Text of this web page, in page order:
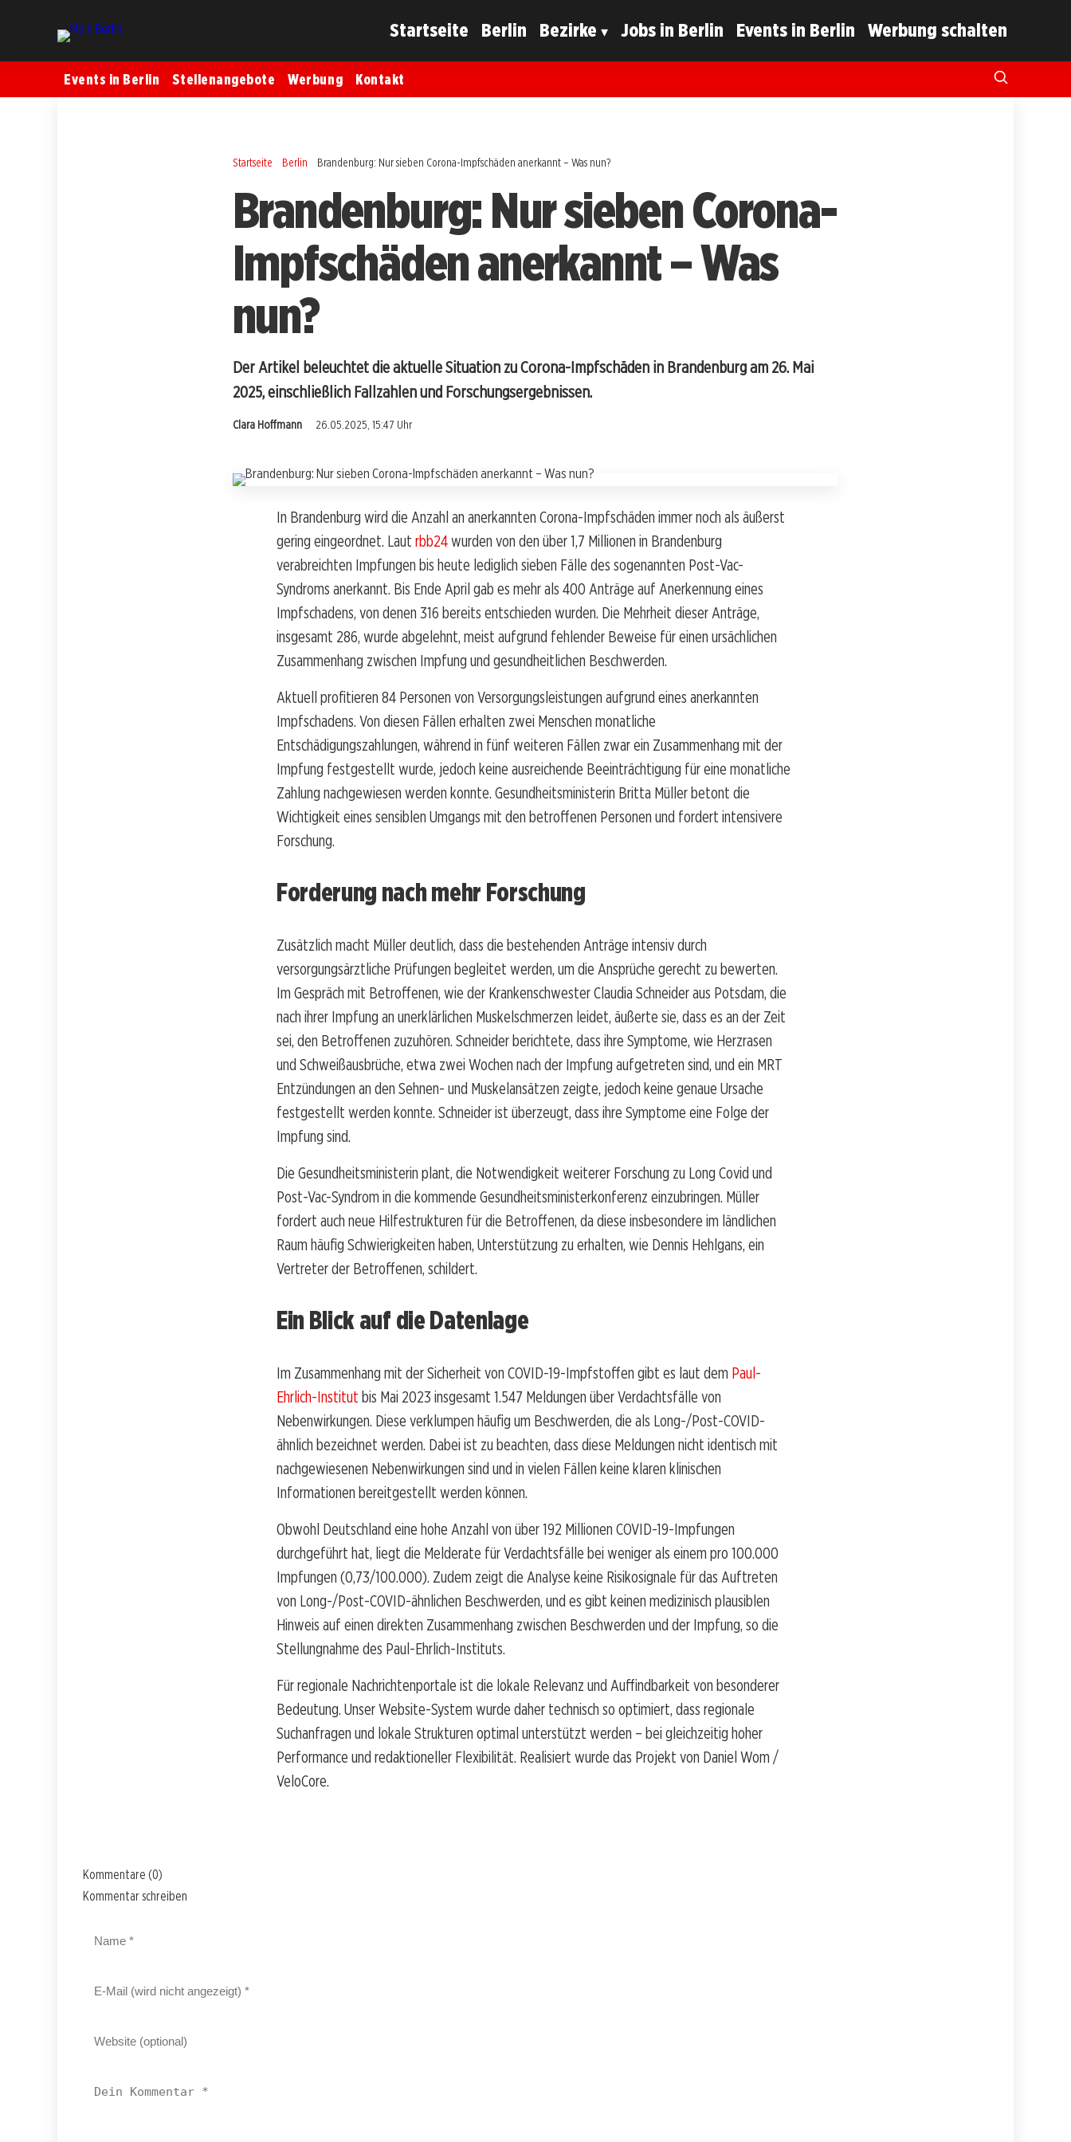
Startseite Berlin Bezirke Jobs in Berlin Events in Berlin Werbung schalten
Events in Berlin Stellenangebote Werbung Kontakt
Startseite Berlin Brandenburg: Nur sieben Corona-Impfschäden anerkannt – Was nun?
Brandenburg: Nur sieben Corona-
Impfschäden anerkannt – Was
nun?
Der Artikel beleuchtet die aktuelle Situation zu Corona-Impfschäden in Brandenburg am 26. Mai
2025, einschließlich Fallzahlen und Forschungsergebnissen.
Clara Hoffmann 26.05.2025, 15:47 Uhr
In Brandenburg wird die Anzahl an anerkannten Corona-Impfschäden immer noch als äußerst
gering eingeordnet. Laut rbb24wurden von den über 1,7 Millionen in Brandenburg
verabreichten Impfungen bis heute lediglich sieben Fälle des sogenannten Post-Vac-
Syndroms anerkannt. Bis Ende April gab es mehr als 400 Anträge auf Anerkennung eines
Impfschadens, von denen 316 bereits entschieden wurden. Die Mehrheit dieser Anträge,
insgesamt 286, wurde abgelehnt, meist aufgrund fehlender Beweise für einen ursächlichen
Zusammenhang zwischen Impfung und gesundheitlichen Beschwerden.
Aktuell profitieren 84 Personen von Versorgungsleistungen aufgrund eines anerkannten
Impfschadens. Von diesen Fällen erhalten zwei Menschen monatliche
Entschädigungszahlungen, während in fünf weiteren Fällen zwar ein Zusammenhang mit der
Impfung festgestellt wurde, jedoch keine ausreichende Beeinträchtigung für eine monatliche
Zahlung nachgewiesen werden konnte. Gesundheitsministerin Britta Müller betont die
Wichtigkeit eines sensiblen Umgangs mit den betroffenen Personen und fordert intensivere
Forschung.
Forderung nach mehr Forschung
Zusätzlich macht Müller deutlich, dass die bestehenden Anträge intensiv durch
versorgungsärztliche Prüfungen begleitet werden, um die Ansprüche gerecht zu bewerten.
Im Gespräch mit Betroffenen, wie der Krankenschwester Claudia Schneider aus Potsdam, die
nach ihrer Impfung an unerklärlichen Muskelschmerzen leidet, äußerte sie, dass es an der Zeit
sei, den Betroffenen zuzuhören. Schneider berichtete, dass ihre Symptome, wie Herzrasen
und Schweißausbrüche, etwa zwei Wochen nach der Impfung aufgetreten sind, und ein MRT
Entzündungen an den Sehnen- und Muskelansätzen zeigte, jedoch keine genaue Ursache
festgestellt werden konnte. Schneider ist überzeugt, dass ihre Symptome eine Folge der
Impfung sind.
Die Gesundheitsministerin plant, die Notwendigkeit weiterer Forschung zu Long Covid und
Post-Vac-Syndrom in die kommende Gesundheitsministerkonferenz einzubringen. Müller
fordert auch neue Hilfestrukturen für die Betroffenen, da diese insbesondere im ländlichen
Raum häufig Schwierigkeiten haben, Unterstützung zu erhalten, wie Dennis Hehlgans, ein
Vertreter der Betroffenen, schildert.
Ein Blick auf die Datenlage
Im Zusammenhang mit der Sicherheit von COVID-19-Impfstoffen gibt es laut dem Paul-
Ehrlich-Institut bis Mai 2023 insgesamt 1.547 Meldungen über Verdachtsfälle von
Nebenwirkungen. Diese verklumpen häufig um Beschwerden, die als Long-/Post-COVID-
ähnlich bezeichnet werden. Dabei ist zu beachten, dass diese Meldungen nicht identisch mit
nachgewiesenen Nebenwirkungen sind und in vielen Fällen keine klaren klinischen
Informationen bereitgestellt werden können.
Obwohl Deutschland eine hohe Anzahl von über 192 Millionen COVID-19-Impfungen
durchgeführt hat, liegt die Melderate für Verdachtsfälle bei weniger als einem pro 100.000
Impfungen (0,73/100.000). Zudem zeigt die Analyse keine Risikosignale für das Auftreten
von Long-/Post-COVID-ähnlichen Beschwerden, und es gibt keinen medizinisch plausiblen
Hinweis auf einen direkten Zusammenhang zwischen Beschwerden und der Impfung, so die
Stellungnahme des Paul-Ehrlich-Instituts.
Für regionale Nachrichtenportale ist die lokale Relevanz und Auffindbarkeit von besonderer
Bedeutung. Unser Website-System wurde daher technisch so optimiert, dass regionale
Suchanfragen und lokale Strukturen optimal unterstützt werden – bei gleichzeitig hoher
Performance und redaktioneller Flexibilität. Realisiert wurde das Projekt von Daniel Wom /
VeloCore.
Kommentare (0)
Kommentar schreiben